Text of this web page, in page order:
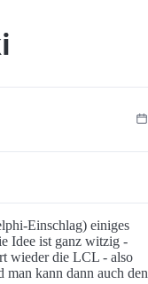
Einschlag) einiges
Idee ist ganz witzig -
wieder die LCL - also
kann dann auch den